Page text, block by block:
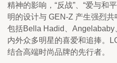
精神的影响，“反战”、“爱与和
明的设计与 GEN-Z 产生强烈
包括Bella Hadid、Angelababy
内外众多明星的喜爱和追捧。
结合高端时尚品牌的先行者。